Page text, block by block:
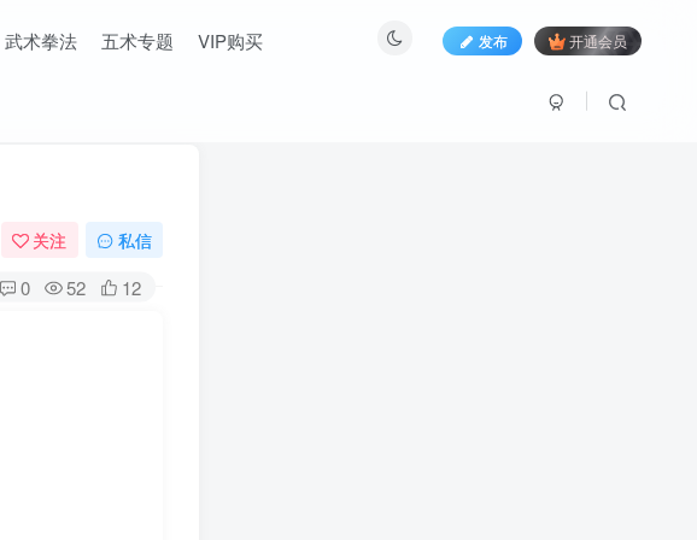
武术拳法 五术专题 VIP购买 发布 开通会员
关注 私信
0 52 12